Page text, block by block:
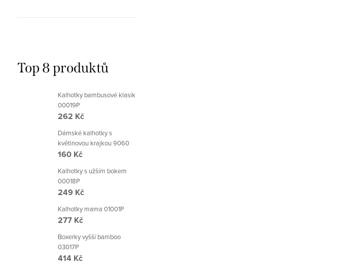
Top 8 produktů
Kalhotky bambusové klasik
00019P
262 Kč
Dámské kalhotky s
květinovou krajkou 9060
160 Kč
Kalhotky s užším bokem
00018P
249 Kč
Kalhotky mama 01001P
277 Kč
Boxerky vyšší bamboo
03017P
414 Kč